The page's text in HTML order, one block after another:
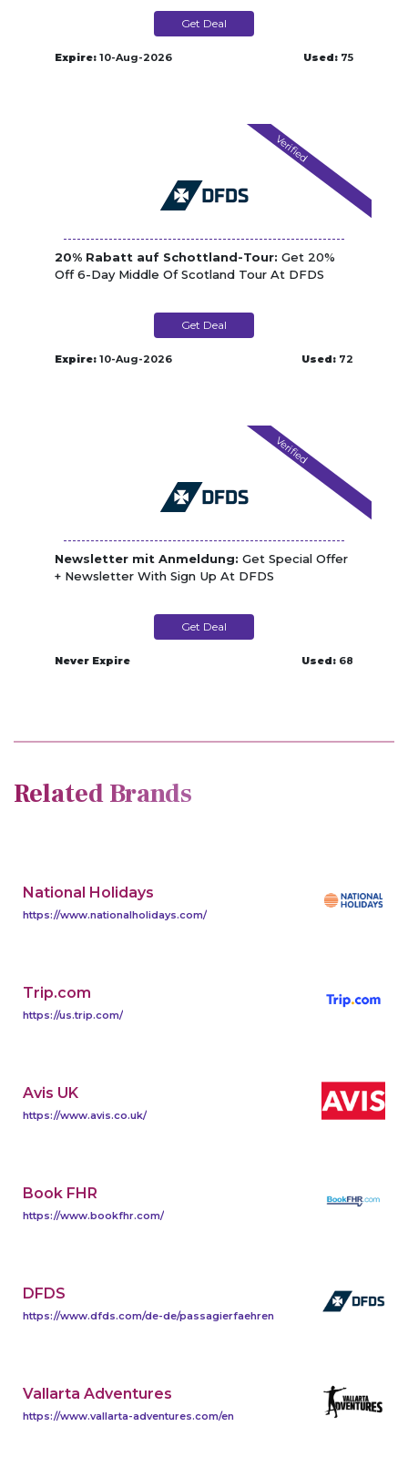
Get Deal
Expire: 10-Aug-2026 Used: 75
Verified
20% Rabatt auf Schottland-Tour: Get 20%
Off 6-Day Middle Of Scotland Tour At DFDS
Get Deal
Expire: 10-Aug-2026 Used: 72
Verified
Newsletter mit Anmeldung: Get Special Offer
+ Newsletter With Sign Up At DFDS
Get Deal
Never Expire Used: 68
Related Brands
National Holidays
https://www.nationalholidays.com/
Trip.com
https://us.trip.com/
Avis UK
https://www.avis.co.uk/
Book FHR
https://www.bookfhr.com/
DFDS
https://www.dfds.com/de-de/passagierfaehren
Vallarta Adventures
https://www.vallarta-adventures.com/en